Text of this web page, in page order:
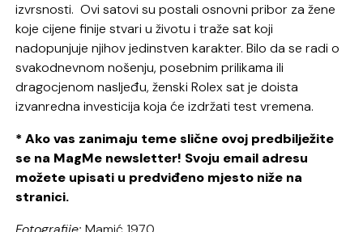
izvrsnosti. Ovi satovi su postali osnovni pribor za žene
koje cijene finije stvari u životu i traže sat koji
nadopunjuje njihov jedinstven karakter. Bilo da se radi o
svakodnevnom nošenju, posebnim prilikama ili
dragocjenom nasljeđu, ženski Rolex sat je doista
izvanredna investicija koja će izdržati test vremena.
* Ako vas zanimaju teme slične ovoj predbilježite
se na MagMe newsletter! Svoju email adresu
možete upisati u predviđeno mjesto niže na
stranici.